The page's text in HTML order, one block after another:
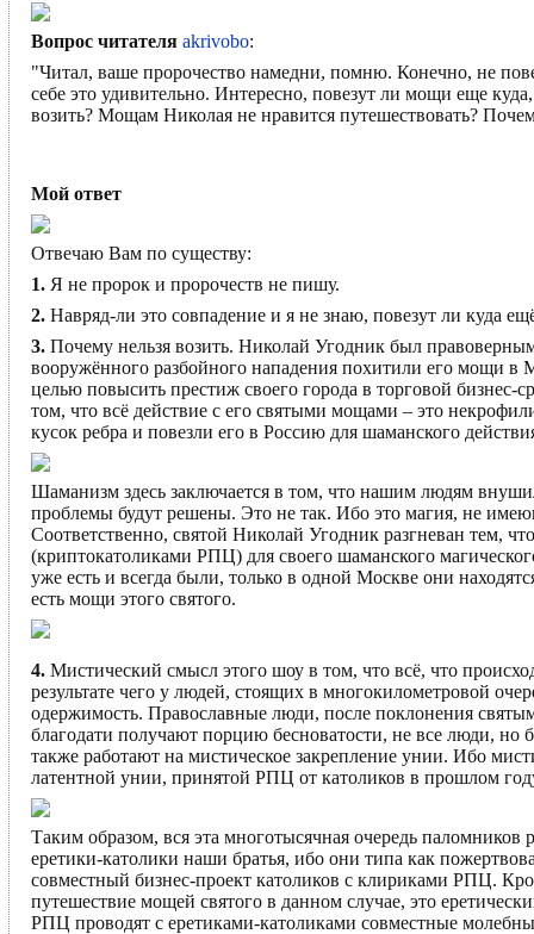
Вопрос читателя akrivobo:
"Читал, ваше пророчество намедни, помню. Конечно, не
себе это удивительно. Интересно, повезут ли мощи еще
возить? Мощам Николая не нравится путешествовать?
Мой ответ
Отвечаю Вам по существу:
1. Я не пророк и пророчеств не пишу.
2. Навряд-ли это совпадение и я не знаю, повезут ли куда
3. Почему нельзя возить. Николай Угодник был
вооружённого разбойного нападения похитили его мощи
целью повысить престиж своего города в торговой
том, что всё действие с его святыми мощами – это
кусок ребра и повезли его в Россию для шаманского
Шаманизм здесь заключается в том, что нашим людям
проблемы будут решены. Это не так. Ибо это магия, не
Соответственно, святой Николай Угодник разгневан тем,
(криптокатоликами РПЦ) для своего шаманского
уже есть и всегда были, только в одной Москве они
есть мощи этого святого.
4. Мистический смысл этого шоу в том, что всё, что
результате чего у людей, стоящих в многокилометровой
одержимость. Православные люди, после поклонения
благодати получают порцию бесноватости, не все люди,
также работают на мистическое закрепление унии. Ибо
латентной унии, принятой РПЦ от католиков в прошлом
Таким образом, вся эта многотысячная очередь
еретики-католики наши братья, ибо они типа как
совместный бизнес-проект католиков с клириками РПЦ.
путешествие мощей святого в данном случае, это
РПЦ проводят с еретиками-католиками совместные